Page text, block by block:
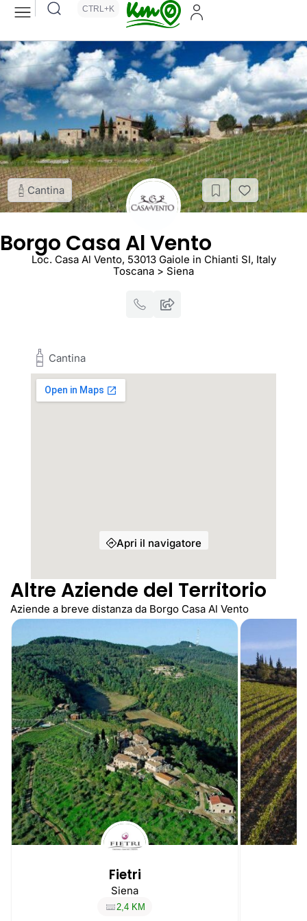
CTRL+K
Cantina
Borgo Casa Al Vento
Loc. Casa Al Vento, 53013 Gaiole in Chianti SI, Italy
Toscana > Siena
Cantina
Apri il navigatore
Altre Aziende del Territorio
Aziende a breve distanza da Borgo Casa Al Vento
Fietri
Siena
2,4 KM